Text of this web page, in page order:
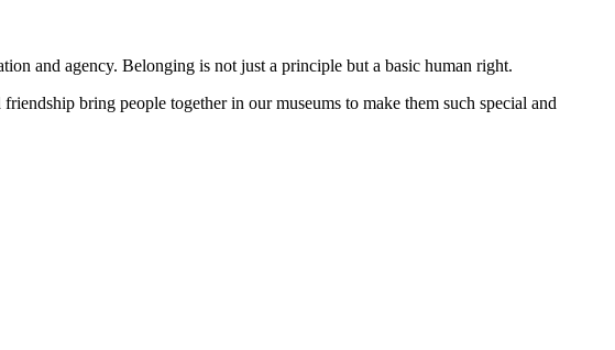
and agency. Belonging is not just a principle but a basic human right.
bring people together in our museums to make them such special and